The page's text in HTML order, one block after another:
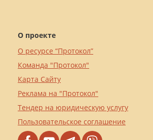
О проекте
О ресурсе “Протокол”
Команда "Протокол"
Карта Сайту
Реклама на "Протокол"
Тендер на юридическую услугу
Пользовательское соглашение